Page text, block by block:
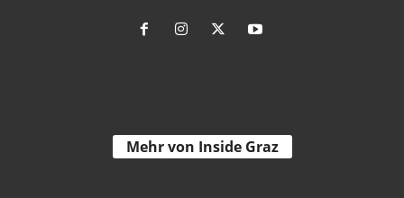
Mehr von Inside Graz